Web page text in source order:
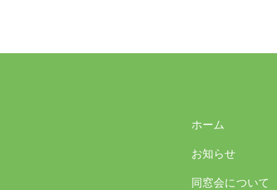
ホーム
お知らせ
同窓会について